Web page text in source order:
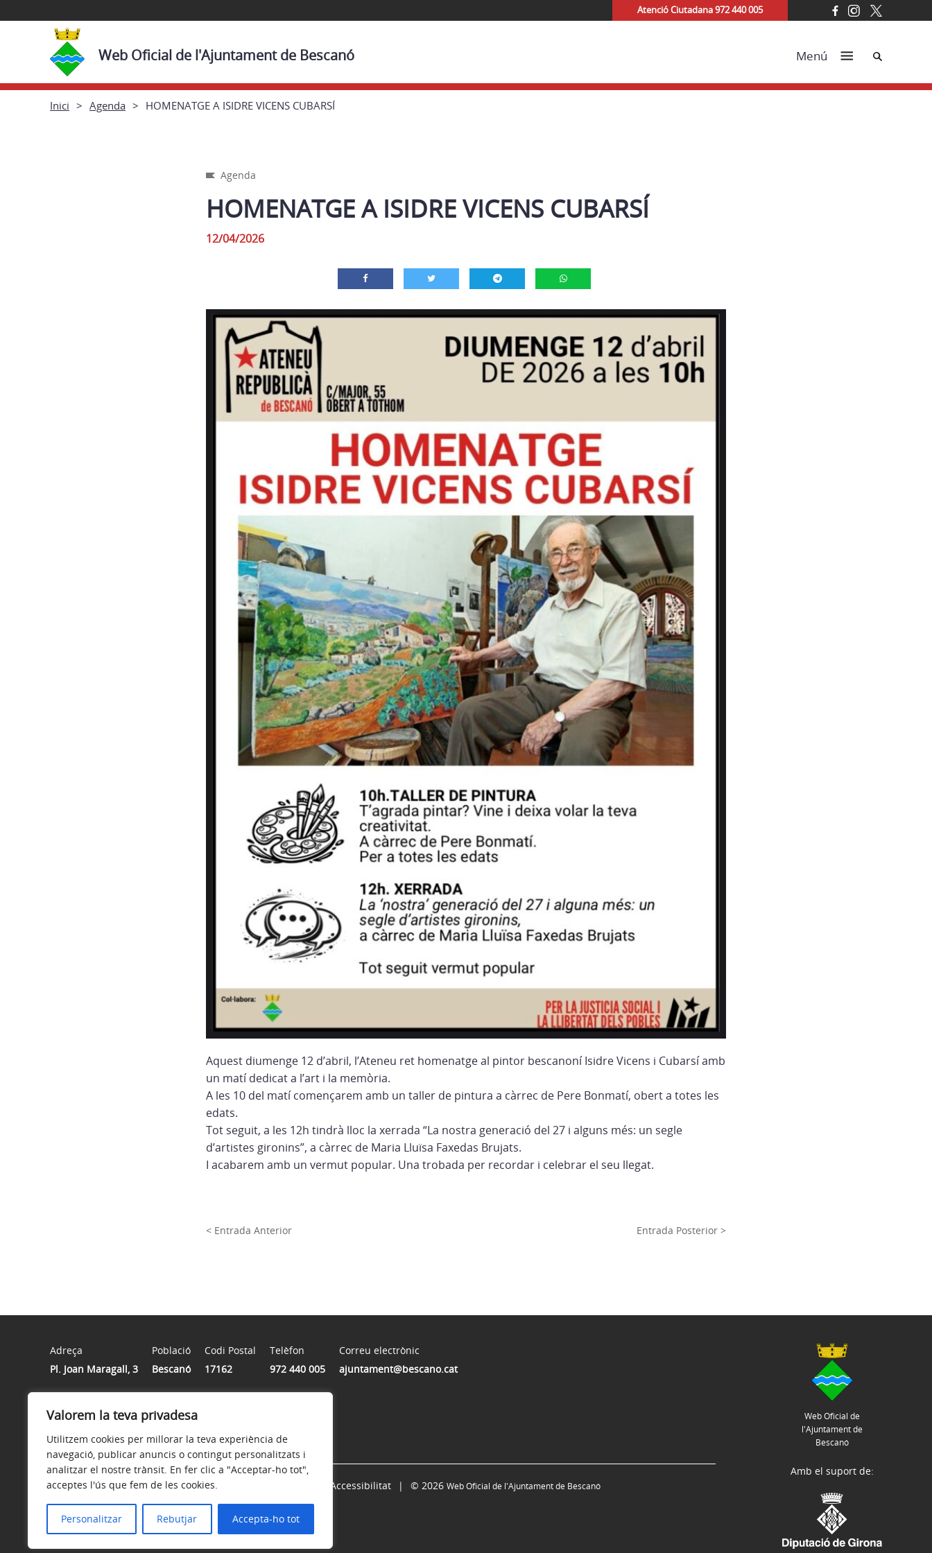
Valorem la teva privadesa
Utilitzem cookies per millorar la teva experiència de
navegació, publicar anuncis o contingut personalitzats i
analitzar el nostre trànsit. En fer clic a "Acceptar-ho tot",
acceptes l'ús que fem de les cookies.
Personalitzar Rebutjar Accepta-ho tot
Atenció Ciutadana 972 440 005
Web Oficial de l'Ajuntament de Bescanó Menú Cerca
Inici Agenda HOMENATGE A ISIDRE VICENS CUBARSÍ
Agenda
HOMENATGE A ISIDRE VICENS CUBARSÍ
12/04/2026
Aquest diumenge 12 d’abril, l’Ateneu ret homenatge al pintor bescanoní Isidre Vicens i Cubarsí amb
un matí dedicat a l’art i la memòria.
A les 10 del matí començarem amb un taller de pintura a càrrec de Pere Bonmatí, obert a totes les
edats.
Tot seguit, a les 12h tindrà lloc la xerrada “La nostra generació del 27 i alguns més: un segle
d’artistes gironins”, a càrrec de Maria Lluïsa Faxedas Brujats.
I acabarem amb un vermut popular. Una trobada per recordar i celebrar el seu llegat.
< Entrada Anterior Entrada Posterior >
Adreça
Pl. Joan Maragall, 3
Població
Bescanó
Codi Postal
17162
Telèfon
972 440 005
Correu electrònic
ajuntament@bescano.cat
Horari
De dilluns a divendres de 8h a 15h
Web Oficial de
l'Ajuntament de
Bescanó
Avís legal Política de privacitat Accessibilitat © 2026 Web Oficial de l'Ajuntament de Bescanó
Amb el suport de: